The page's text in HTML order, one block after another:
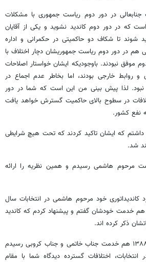
در دور دوم ریاست جمهوری با مشکلات
که در دور دوم کاندید نشوید و یکی از آقایان
شوند تا شکاف دو حاکمیتی در حکمرانی و اداره
در دور دوم ریاست جمهوریشان دچار اختلاف با
موفق نبودند. باوجودیکه ایشان خواستار اصلاحات
روابط خارجی بودند، اما بخاطر عدم اجماع در
لذا پیش بینی من این است که شما در دور
در سطوح بالای حاکمیت گسترش خواهد یافت
نفع کشور.
داشتم که ایشان تاکید کردند که تحت هیچ شرایطی
شد.
۱۰ مهر ۱۳۷۹ خدمت مرحوم هاشمی رسیدم و همین نظریه را ارائه
کاندیداتوری خود مرحوم هاشمی در انتخابات سال
هم خدمت خودشان گفتم و پیشنهاد کردم که کاندید
ذکر کرده اند.
در انتخابات ریاست جمهوری ۱۳۸۸ هم خدمت جناب خاتمی و جناب کروبی رسیدم
اختلافات گسترده دیدگاه شما با مقام